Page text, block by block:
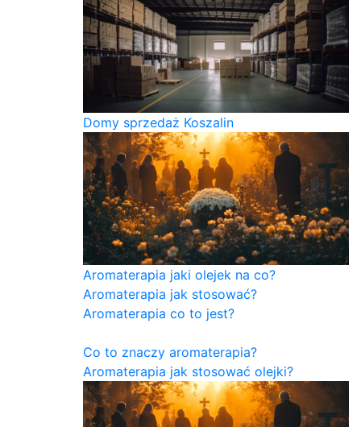
Domy sprzedaż Koszalin
Aromaterapia jaki olejek na co?
Aromaterapia jak stosować?
Aromaterapia co to jest?
Co to znaczy aromaterapia?
Aromaterapia jak stosować olejki?